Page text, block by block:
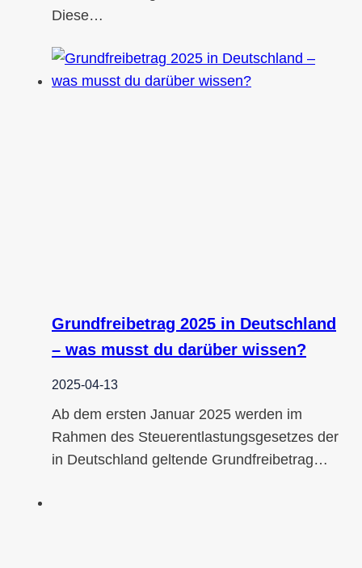
Diese…
Grundfreibetrag 2025 in Deutschland
– was musst du darüber wissen?
2025-04-13
Ab dem ersten Januar 2025 werden im
Rahmen des Steuerentlastungsgesetzes der
in Deutschland geltende Grundfreibetrag…